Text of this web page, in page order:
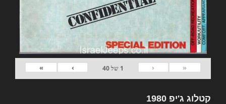
«
‹
1 של40
›
»
קטלוג ג'יפ 1980